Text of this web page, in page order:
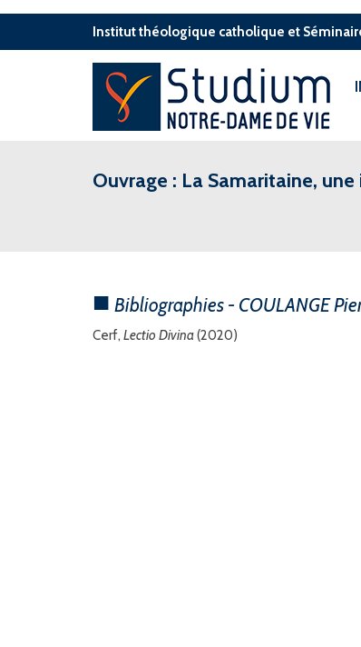
Institut théologique catholique et
Ouvrage : La Samaritaine,
Bibliographies - COULANGE
Cerf, Lectio Divina(2020)